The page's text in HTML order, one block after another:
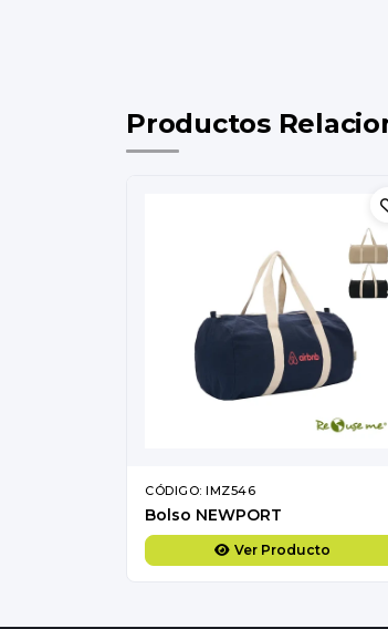
Productos
CÓDIGO: IMZ546
Bolso NEWPORT
Ver Producto